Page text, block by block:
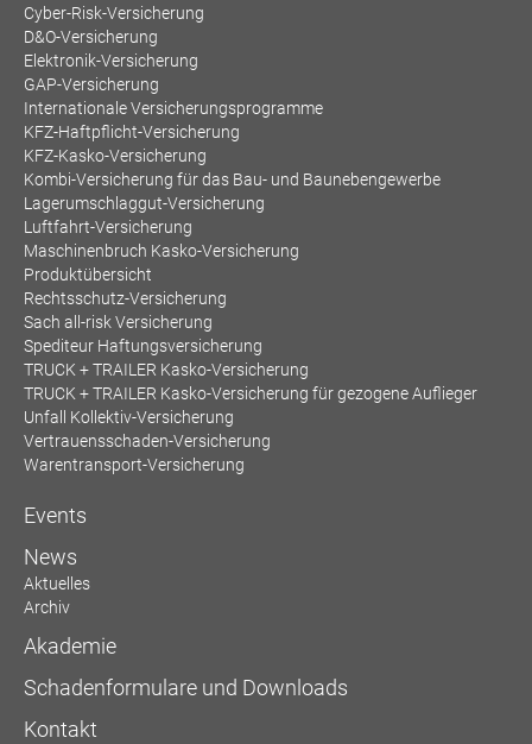
Cyber-Risk-Versicherung
D&O-Versicherung
Elektronik-Versicherung
GAP-Versicherung
Internationale Versicherungsprogramme
KFZ-Haftpflicht-Versicherung
KFZ-Kasko-Versicherung
Kombi-Versicherung für das Bau- und Baunebengewerbe
Lagerumschlaggut-Versicherung
Luftfahrt-Versicherung
Maschinenbruch Kasko-Versicherung
Produktübersicht
Rechtsschutz-Versicherung
Sach all-risk Versicherung
Spediteur Haftungsversicherung
TRUCK + TRAILER Kasko-Versicherung
TRUCK + TRAILER Kasko-Versicherung für gezogene Auflieger
Unfall Kollektiv-Versicherung
Vertrauensschaden-Versicherung
Warentransport-Versicherung
Events
News
Aktuelles
Archiv
Akademie
Schadenformulare und Downloads
Kontakt